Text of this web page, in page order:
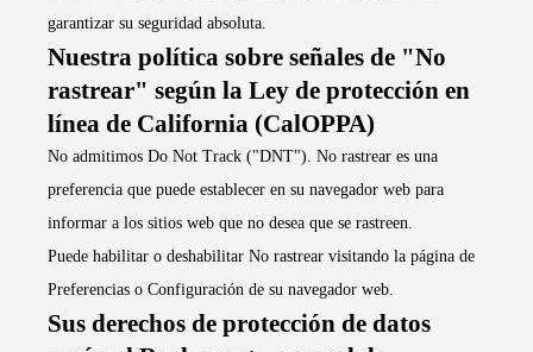
garantizar su seguridad absoluta.
Nuestra política sobre señales de "No
rastrear" según la Ley de protección en
línea de California (CalOPPA)
No admitimos Do Not Track ("DNT"). No rastrear es una
preferencia que puede establecer en su navegador web para
informar a los sitios web que no desea que se rastreen.
Puede habilitar o deshabilitar No rastrear visitando la página de
Preferencias o Configuración de su navegador web.
Sus derechos de protección de datos